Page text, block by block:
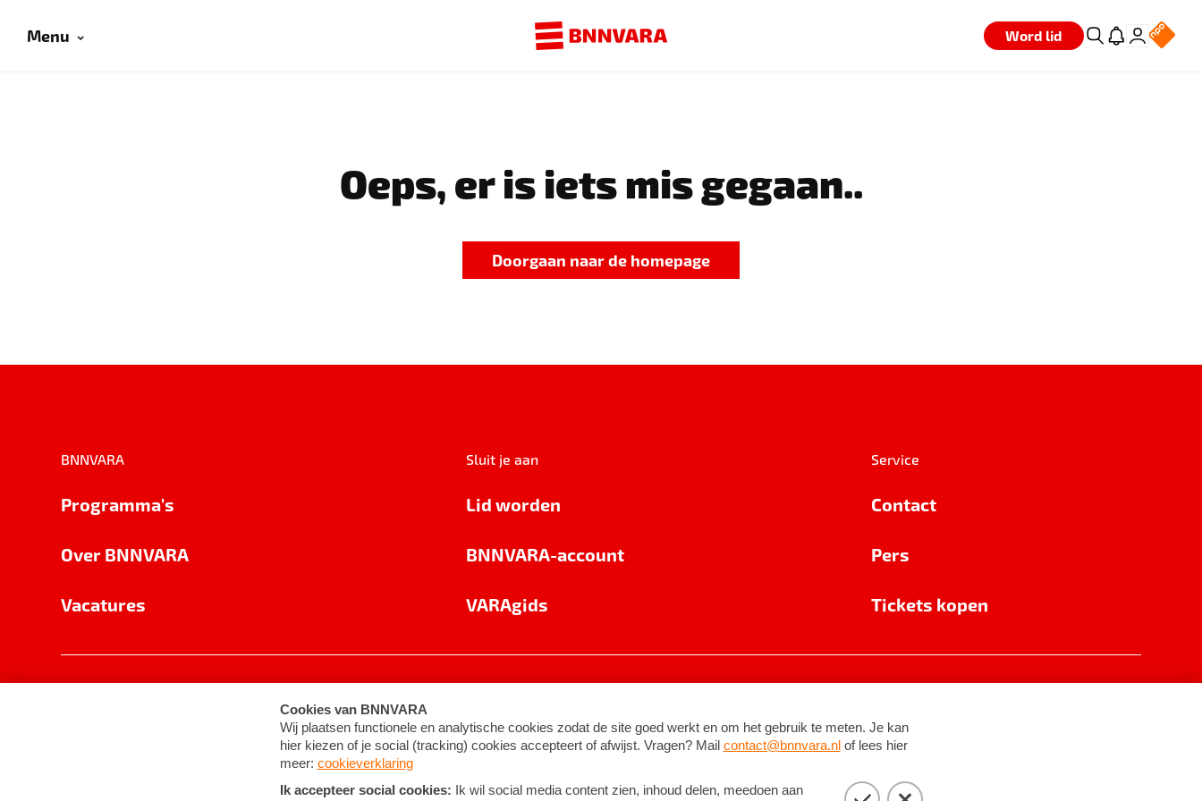
Menu Word lid
Oeps, er is iets mis gegaan..
Doorgaan naar de homepage
BNNVARA
Programma's
Over BNNVARA
Vacatures
Sluit je aan
Lid worden
BNNVARA-account
VARAgids
Service
Contact
Pers
Tickets kopen
Cookie-instellingen Algemene voorwaarden ©2026BNNVARA